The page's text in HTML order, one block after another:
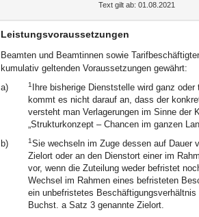
Text gilt ab: 01.08.2021
Leistungsvoraussetzungen
Beamten und Beamtinnen sowie
kumulativ geltenden Voraussetzungen gewährt:
a)
1 Ihre bisherige Dienststelle wird ganz
kommt es nicht darauf an, dass der
versteht man Verlagerungen im Sinne der
„Strukturkonzept – Chancen im ganzen
b)
1Sie wechseln im Zuge dessen auf Dauer
Zielort oder an den Dienstort einer im
vor, wenn die Zuteilung weder befristet
Wechsel im Rahmen eines befristeten
ein unbefristetes Beschäftigungsverhältnis
Buchst. a Satz 3 genannte Zielort.